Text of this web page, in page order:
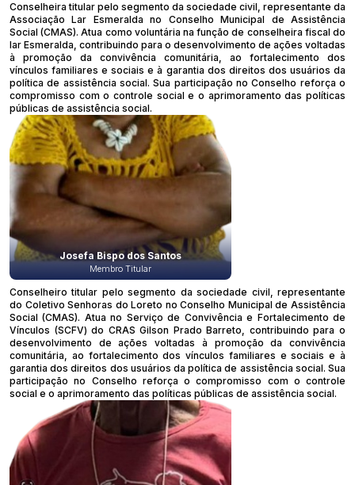
Conselheira titular pelo segmento da sociedade civil, representante da
Associação Lar Esmeralda no Conselho Municipal de Assistência
Social (CMAS). Atua como voluntária na função de conselheira fiscal do
lar Esmeralda, contribuindo para o desenvolvimento de ações voltadas
à promoção da convivência comunitária, ao fortalecimento dos
vínculos familiares e sociais e à garantia dos direitos dos usuários da
política de assistência social. Sua participação no Conselho reforça o
compromisso com o controle social e o aprimoramento das políticas
públicas de assistência social.
Josefa Bispo dos Santos
Membro Titular
Conselheiro titular pelo segmento da sociedade civil, representante
do Coletivo Senhoras do Loreto no Conselho Municipal de Assistência
Social (CMAS). Atua no Serviço de Convivência e Fortalecimento de
Vínculos (SCFV) do CRAS Gilson Prado Barreto, contribuindo para o
desenvolvimento de ações voltadas à promoção da convivência
comunitária, ao fortalecimento dos vínculos familiares e sociais e à
garantia dos direitos dos usuários da política de assistência social. Sua
participação no Conselho reforça o compromisso com o controle
social e o aprimoramento das políticas públicas de assistência social.